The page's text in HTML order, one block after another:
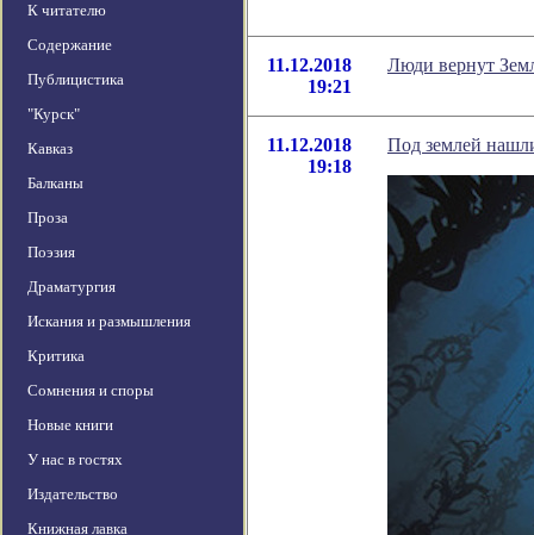
К читателю
Содержание
Публицистика
"Курск"
Кавказ
Балканы
Проза
Поэзия
Драматургия
Искания и размышления
Критика
Сомнения и споры
Новые книги
У нас в гостях
Издательство
Книжная лавка
11.12.2018
19:21
Люди вернут
11.12.2018
19:18
Под землей